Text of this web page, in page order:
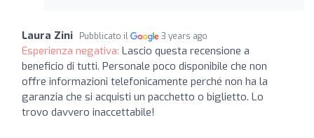
Laura Zini Pubblicato il 3 years ago
Esperienza negativa: Lascio questa recensione a
beneficio di tutti. Personale poco disponibile che non
offre informazioni telefonicamente perché non ha la
garanzia che si acquisti un pacchetto o biglietto. Lo
trovo davvero inaccettabile!